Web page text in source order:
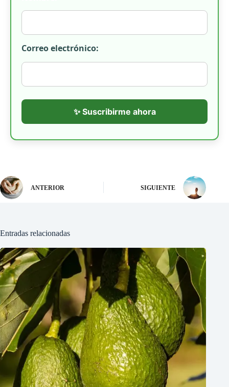
Correo electrónico:
✨ Suscribirme ahora
ANTERIOR SIGUIENTE
Entradas relacionadas